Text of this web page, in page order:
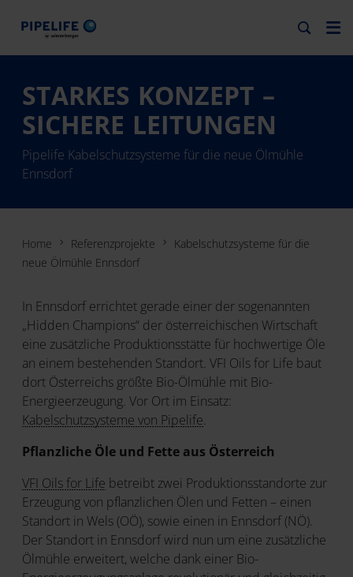
STARKES KONZEPT –
SICHERE LEITUNGEN
Pipelife Kabelschutzsysteme für die neue Ölmühle
Ennsdorf
Home Referenzprojekte
Kabelschutzsysteme für die
neue Ölmühle Ennsdorf
In Ennsdorf errichtet gerade einer der sogenannten
„Hidden Champions“ der österreichischen Wirtschaft
eine zusätzliche Produktionsstätte für hochwertige Öle
an einem bestehenden Standort. VFI Oils for Life baut
dort Österreichs größte Bio-Ölmühle mit Bio-
Energieerzeugung. Vor Ort im Einsatz:
Kabelschutzsysteme von Pipelife.
Pflanzliche Öle und Fette aus Österreich
VFI Oils for Life betreibt zwei Produktionsstandorte zur
Erzeugung von pflanzlichen Ölen und Fetten – einen
Standort in Wels (OÖ), sowie einen in Ennsdorf (NÖ).
Der Standort in Ennsdorf wird nun um eine zusätzliche
Ölmühle erweitert, welche dank einer Bio-